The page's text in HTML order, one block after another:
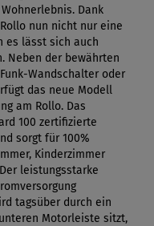
Dank
nun nicht nur eine
es lässt sich auch
Neben der bewährten
Wandschalter oder
das neue Modell
am Rollo. Das
100 zertifizierte
sorgt für 100%
Kinderzimmer
leistungsstarke
tagsüber durch ein
Motorleiste sitzt,